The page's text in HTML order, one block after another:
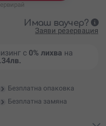
Имаш ваучер?
Заяви резервация
с 0% лихва на
Безплатна опаковка
Безплатна замяна